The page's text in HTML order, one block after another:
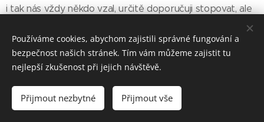
i tak nás vždy někdo vzal, určitě doporučuji stopovat, ale
Počasí:V prosinci byla zima a sníh, teplota okolo -2°C -
Tromso okolo -2°C. Čím víc na sever, tím větší zima. Od 21.
11. do 21. 1. Tam nesvítí sluníčko vůbec. V prosinci bylo
Používáme cookies, abychom zajistili správné fungování a
bezpečnost našich stránek. Tím vám můžeme zajistit tu
nejlepší zkušenost při jejich návštěvě.
Přijmout nezbytné Přijmout vše